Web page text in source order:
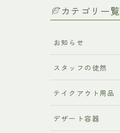
カテゴリ一覧
お知らせ
スタッフの徒然
テイクアウト用品
デザート容器